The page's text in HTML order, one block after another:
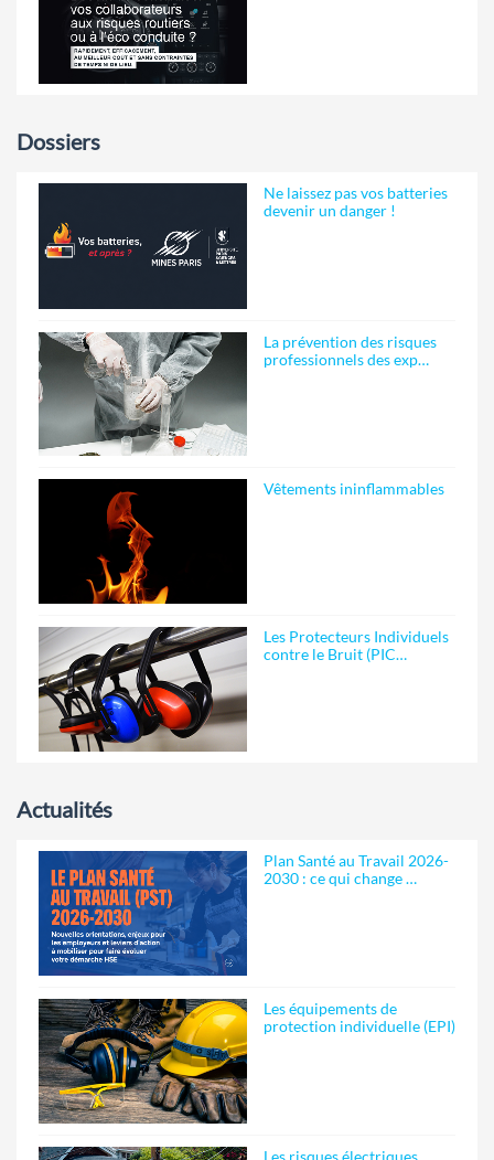
Dossiers
Ne laissez pas vos batteries
devenir un danger !
La prévention des risques
professionnels des exp…
Vêtements ininflammables
Les Protecteurs Individuels
contre le Bruit (PIC…
Actualités
Plan Santé au Travail 2026-
2030 : ce qui change …
Les équipements de
protection individuelle (EPI)
Les risques électriques